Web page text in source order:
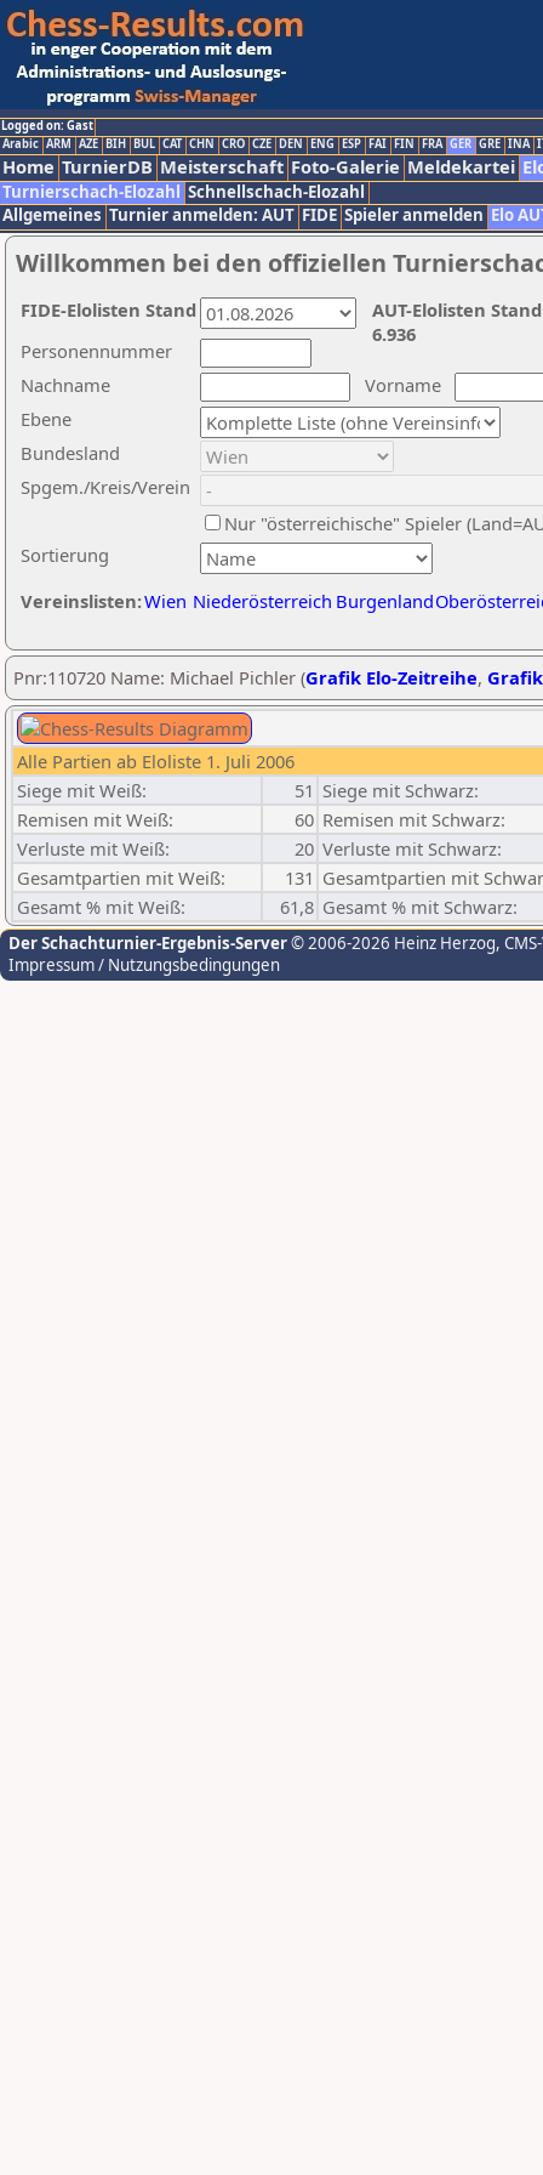
Logged on: Gast
Arabic ARM AZE BIH BUL CAT CHN CRO CZE DEN ENG ESP FAI FIN FRA GER GRE INA
Home TurnierDB Meisterschaft Foto-Galerie Meldekartei
Turnierschach-Elozahl Schnellschach-Elozahl
Allgemeines Turnier anmelden: AUT FIDE Spieler anmelden Elo
Willkommen bei den offiziellen
Nachname
Vorname
Ebene
Sortierung
Personennummer
Bundesland
Spgem./Kreis/Verein
Nur "österreichische" Spieler
Vereinslisten:Wien Niederösterreich Burgenland
AUT-Elolisten
6.936
FIDE-Elolisten Stand
Pnr:110720 Name: Michael Pichler (Grafik Elo-Zeitreihe,
Alle Partien ab Eloliste 1. Juli 2006
Siege mit Weiß:
51 Siege mit Schwarz:
Remisen mit Weiß:
60 Remisen mit Schwarz:
Verluste mit Weiß:
20 Verluste mit Schwarz:
Gesamtpartien mit Weiß:
131 Gesamtpartien mit
Gesamt % mit Weiß:
61,8 Gesamt % mit Schwarz:
Der Schachturnier-Ergebnis-Server© 2006-2026 Heinz Herzog,
Impressum / Nutzungsbedingungen